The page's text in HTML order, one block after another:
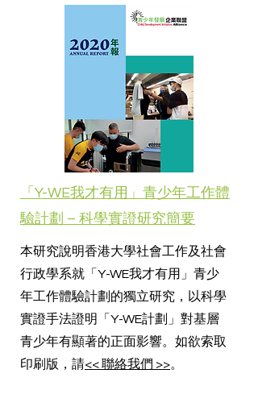
「Y-WE我才有用」青少年工作體
驗計劃 – 科學實證研究簡要
本研究說明香港大學社會工作及社會
行政學系就「Y-WE我才有用」青少
年工作體驗計劃的獨立研究，以科學
實證手法證明「Y-WE計劃」對基層
青少年有顯著的正面影響。如欲索取
印刷版，請<< 聯絡我們 >>。